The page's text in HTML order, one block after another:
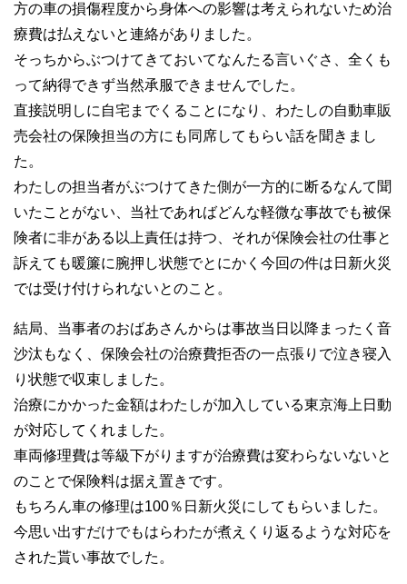
方の車の損傷程度から身体への影響は考えられないため治
療費は払えないと連絡がありました。
そっちからぶつけてきておいてなんたる言いぐさ、全くも
って納得できず当然承服できませんでした。
直接説明しに自宅までくることになり、わたしの自動車販
売会社の保険担当の方にも同席してもらい話を聞きまし
た。
わたしの担当者がぶつけてきた側が一方的に断るなんて聞
いたことがない、当社であればどんな軽微な事故でも被保
険者に非がある以上責任は持つ、それが保険会社の仕事と
訴えても暖簾に腕押し状態でとにかく今回の件は日新火災
では受け付けられないとのこと。
結局、当事者のおばあさんからは事故当日以降まったく音
沙汰もなく、保険会社の治療費拒否の一点張りで泣き寝入
り状態で収束しました。
治療にかかった金額はわたしが加入している東京海上日動
が対応してくれました。
車両修理費は等級下がりますが治療費は変わらないないと
のことで保険料は据え置きです。
もちろん車の修理は100％日新火災にしてもらいました。
今思い出すだけでもはらわたが煮えくり返るような対応を
された貰い事故でした。